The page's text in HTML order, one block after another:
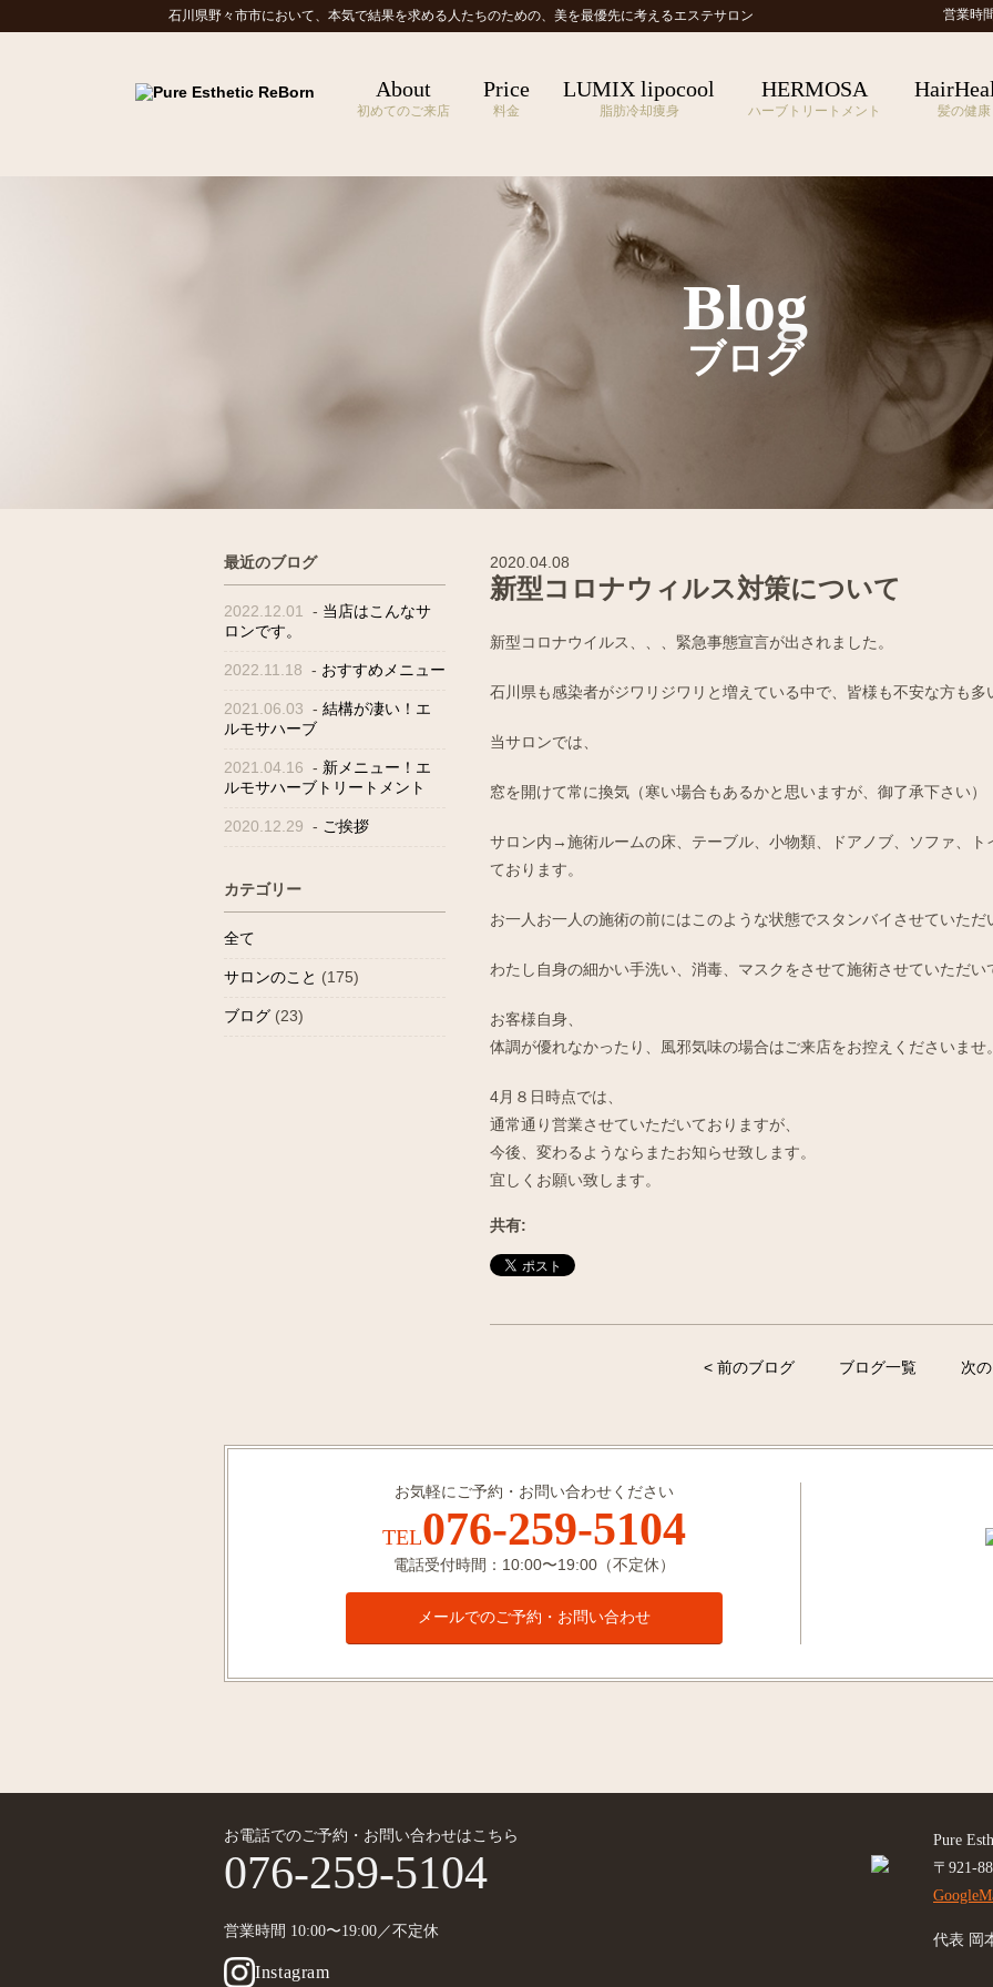
石川県野々市市において、本気で結果を求める人たちのための、 美を最優先に考えるエステサロン 営業時
About
初めてのご来店
Price
料金
LUMIX lipocool
脂肪冷却痩身
HERMOSA
ハーブトリートメント 髪の健康
Blog
ブログ
2020.04.08
新型コロナウィルス対策について
新型コロナウイルス、、、緊急事態宣言が出されました。
石川県も感染者がジワリジワリと増えている中で、皆様も不安な方も多
当サロンでは、
窓を開けて常に換気（寒い場合もあるかと思いますが、御了承下さい）
サロン内→施術ルームの床、テーブル、小物類、ドアノブ、ソファ、ト
ております。
お一人お一人の施術の前にはこのような状態でスタンバイさせていただ
わたし自身の細かい手洗い、消毒、マスクをさせて施術させていただい
お客様自身、
体調が優れなかったり、風邪気味の場合はご来店をお控えくださいませ。
4月８日時点では、
通常通り営業させていただいておりますが、
今後、変わるようならまたお知らせ致します。
宜しくお願い致します。
共有:
< 前のブログ ブログ一覧 次
最近のブログ
2022.12.01 - 当店はこんなサ
ロンです。
2022.11.18 - おすすめメニュー
2021.06.03 - 結構が凄い！エ
ルモサハーブ
2021.04.16 - 新メニュー！エ
ルモサハーブトリートメント
2020.12.29 - ご挨拶
カテゴリー
全て
サロンのこと (175)
ブログ (23)
お気軽にご予約・お問い合わせください
TEL076-259-5104
電話受付時間：10:00〜19:00（不定休）
メールでのご予約・お問い合わせ
お電話でのご予約・お問い合わせはこちら
076-259-5104
営業時間 10:00〜19:00／不定休
Instagram
Pure
〒921-
代表 岡